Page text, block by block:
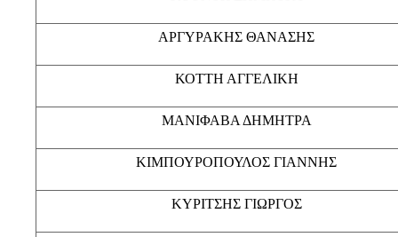
ΑΡΓΥΡΑΚΗΣ ΘΑΝΑΣΗΣ
ΚΟΤΤΗ ΑΓΓΕΛΙΚΗ
ΜΑΝΙΦΑΒΑ ΔΗΜΗΤΡΑ
ΚΙΜΠΟΥΡΟΠΟΥΛΟΣ ΓΙΑΝΝΗΣ
ΚΥΡΙΤΣΗΣ ΓΙΩΡΓΟΣ